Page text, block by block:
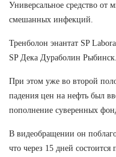
Универсальное средство от
смешанных инфекций.
Тренболон энантат SP
SP Дека Дураболин Рыбинск.
При этом уже во второй
падения цен на нефть был
пополнение суверенных
В видеобращении он
что через 15 дней